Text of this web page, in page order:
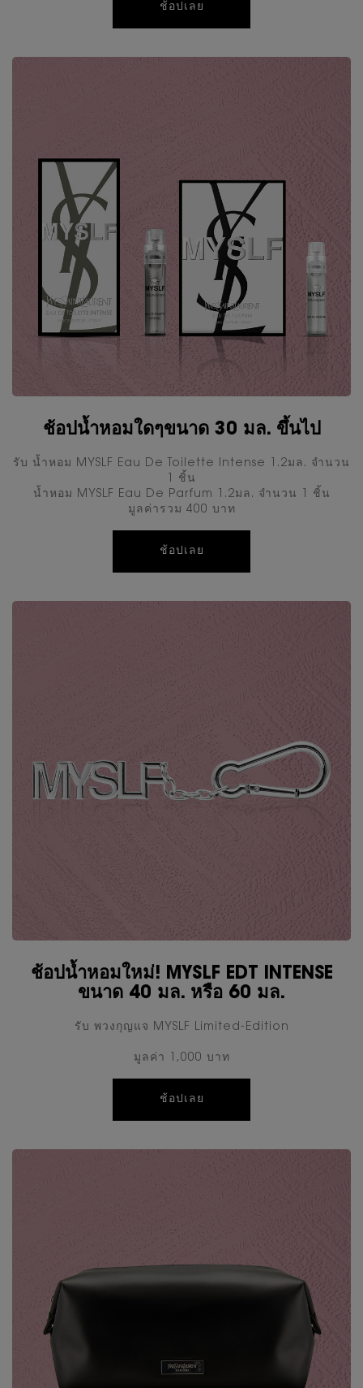
ช้อปเลย
ช้อปน้ำหอมใดๆขนาด 30 มล. ขึ้นไป
รับ นํ้าหอม MYSLF Eau De Toilette Intense 1.2มล. จำนวน
1 ชิ้น
นํ้าหอม MYSLF Eau De Parfum 1.2มล. จำนวน 1 ชิ้น
มูลค่ารวม 400 บาท
ช้อปเลย
ช้อปน้ำหอมใหม่! MYSLF EDT INTENSE
ขนาด 40 มล. หรือ 60 มล.
รับ พวงกุญแจ MYSLF Limited-Edition
มูลค่า 1,000 บาท
ช้อปเลย